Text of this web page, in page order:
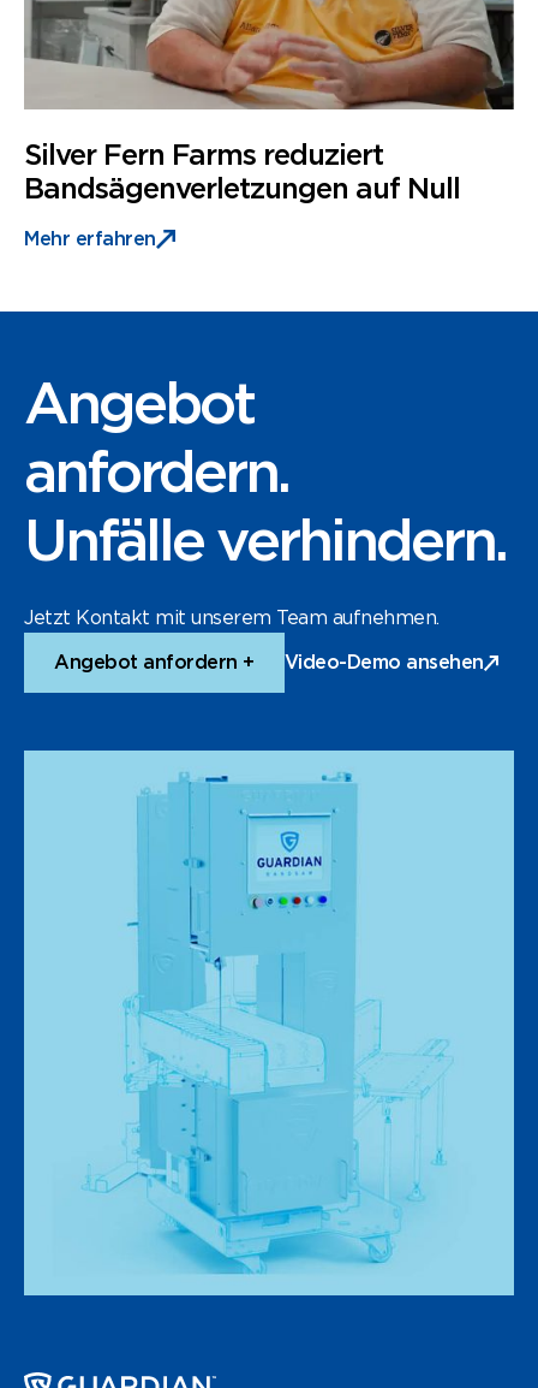
Silver Fern Farms reduziert
Bandsägenverletzungen auf Null
Mehr erfahren
Angebot
anfordern.
Unfälle verhindern.
Jetzt Kontakt mit unserem Team aufnehmen.
Angebot anfordern +
Video-Demo ansehen